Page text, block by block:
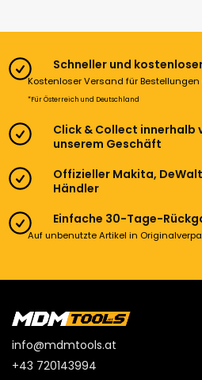
Schneller und
Kostenloser Versand für Bestellungen
*Für Österreich und Deutschland
Click & Collect innerhalb
unserem Geschäft
Offizieller Makita,
Händler
Einfache 30-Tage-
Auf unbenutzte Artikel in
info@mdmtools.at
+43 720143994